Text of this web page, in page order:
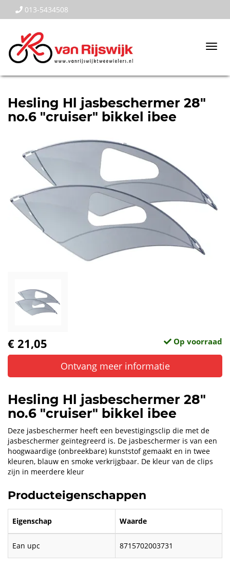
013-5434508
Hesling Hl jasbeschermer 28"
no.6 "cruiser" bikkel ibee
€ 21,05 Op voorraad
Ontvang meer informatie
Hesling Hl jasbeschermer 28"
no.6 "cruiser" bikkel ibee
Deze jasbeschermer heeft een bevestigingsclip die met de
jasbeschermer geïntegreerd is. De jasbeschermer is van een
hoogwaardige (onbreekbare) kunststof gemaakt en in twee
kleuren, blauw en smoke verkrijgbaar. De kleur van de clips
zijn in meerdere kleur
Producteigenschappen
Eigenschap Waarde
Ean upc 8715702003731